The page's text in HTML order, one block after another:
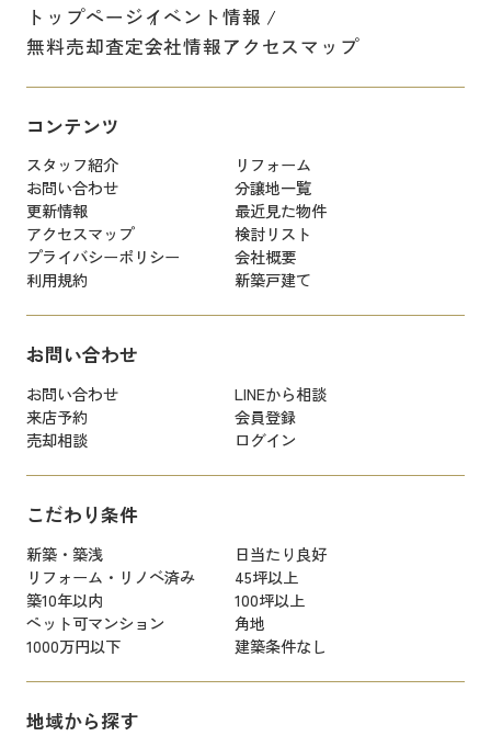
トップページイベント情報
無料売却査定会社情報アクセスマップ
コンテンツ
スタッフ紹介
リフォーム
お問い合わせ
分譲地一覧
更新情報
最近見た物件
アクセスマップ
検討リスト
プライバシーポリシー
会社概要
利用規約
新築戸建て
お問い合わせ
お問い合わせ
LINEから相談
来店予約
会員登録
売却相談
ログイン
こだわり条件
新築・築浅
日当たり良好
リフォーム・リノベ済み
45坪以上
築10年以内
100坪以上
ペット可マンション
角地
1000万円以下
建築条件なし
地域から探す